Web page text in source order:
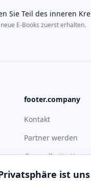
Sie Teil des inneren
E-Books zuerst erhalten.
footer.company
Kontakt
Partner werden
Gesundheits-
ist